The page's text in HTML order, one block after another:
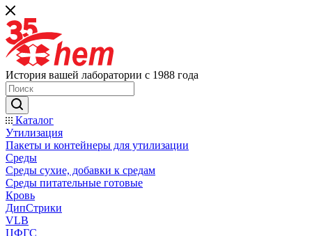
История вашей лаборатории с 1988 года
Каталог
Утилизация
Пакеты и контейнеры для утилизации
Среды
Среды сухие, добавки к средам
Среды питательные готовые
Кровь
ДипСтрики
VLB
ЦФГС